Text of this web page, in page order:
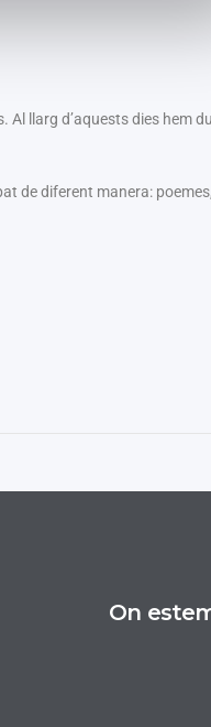
Al llarg d’aquests dies hem
de diferent manera:
On